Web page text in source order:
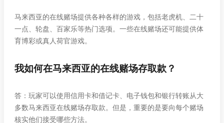
马来西亚的在线赌场提供各种各样的游戏，包括老虎机、二十
一点、轮盘、百家乐等热门选项。一些在线赌场还可能提供体
育博彩或真人荷官游戏。
我如何在马来西亚的在线赌场存取款？
答：玩家可以使用信用卡和借记卡、电子钱包和银行转账从大
多数马来西亚在线赌场存取款。但是，重要的是要向每个赌场
核实他们接受哪些方法。